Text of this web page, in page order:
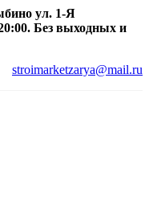
ул. 1-Я
Без выходных и
stroimarketzarya@mail.ru